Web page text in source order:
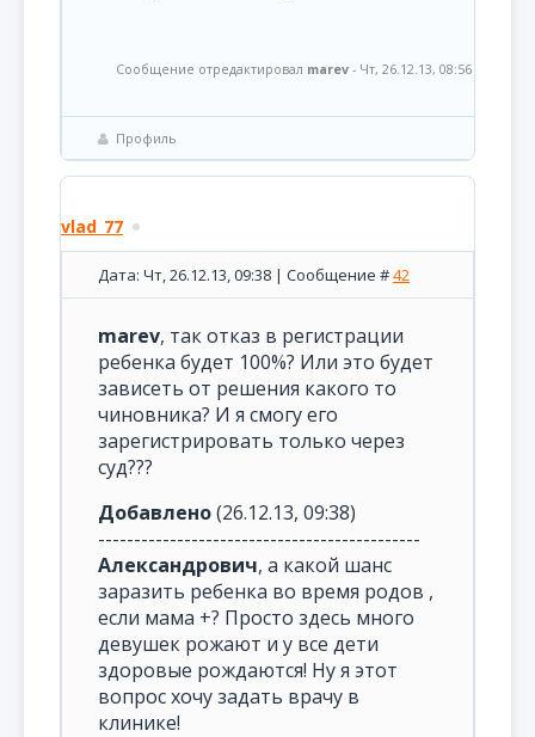
Сообщение отредактировал marev - Чт, 26.12.13, 08:56
Профиль
vlad_77
Дата: Чт, 26.12.13, 09:38 | Сообщение #42
marev, так отказ в регистрации
ребенка будет 100%? Или это будет
зависеть от решения какого то
чиновника? И я смогу его
зарегистрировать только через
суд???
Добавлено(26.12.13, 09:38)
---------------------------------------------
Александрович, а какой шанс
заразить ребенка во время родов ,
если мама +? Просто здесь много
девушек рожают и у все дети
здоровые рождаются! Ну я этот
вопрос хочу задать врачу в
клинике!